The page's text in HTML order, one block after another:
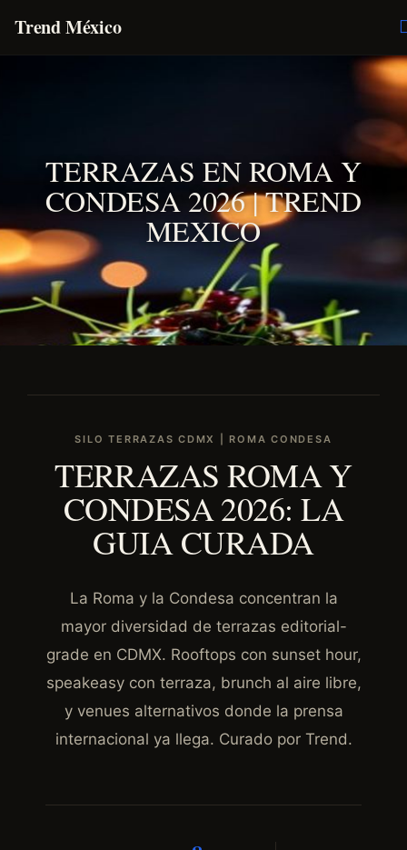
Trend México
TERRAZAS EN ROMA Y
CONDESA 2026 | TREND
MEXICO
SILO TERRAZAS CDMX | ROMA CONDESA
TERRAZAS ROMA Y
CONDESA 2026: LA
GUIA CURADA
La Roma y la Condesa concentran la
mayor diversidad de terrazas editorial-
grade en CDMX. Rooftops con sunset hour,
speakeasy con terraza, brunch al aire libre,
y venues alternativos donde la prensa
internacional ya llega. Curado por Trend.